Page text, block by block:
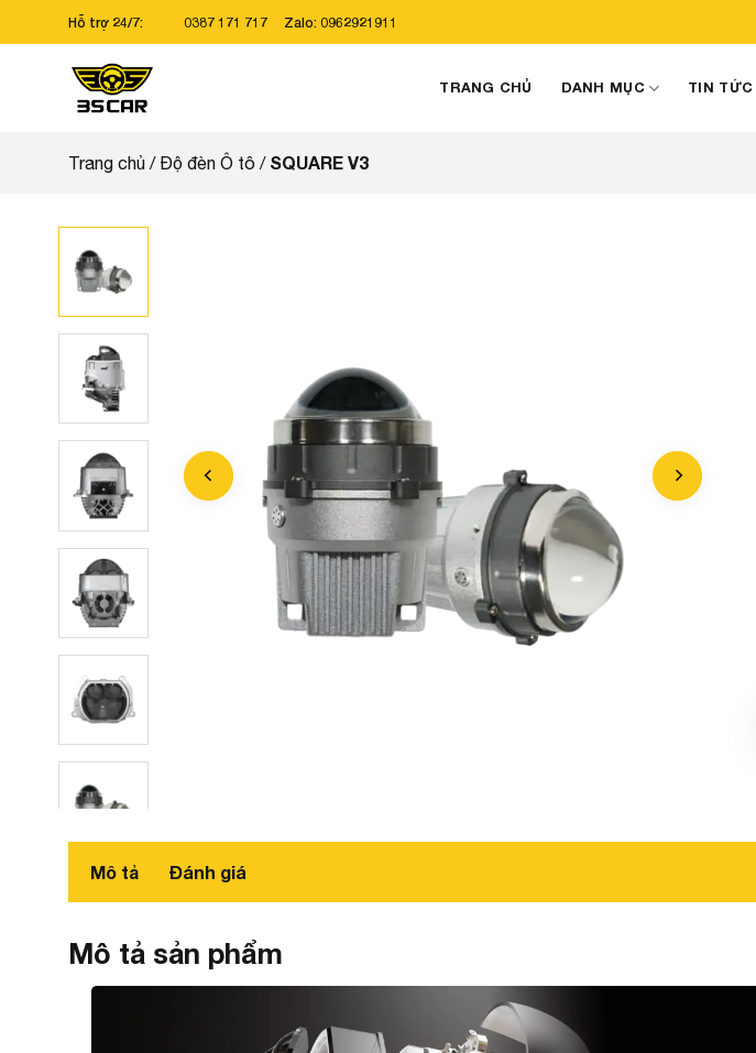
qua
Hỗ trợ 24/7: 0387 171 717 Zalo: 0962921911
TRANG CHỦ DANH MỤC TIN TỨC
Trang chủ / Độ đèn Ô tô / SQUARE V3
Mô tả Đánh giá
Mô tả sản phẩm